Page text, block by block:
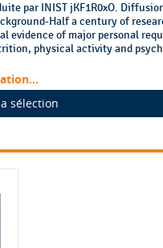
par INIST jKF1R0xO.
Half a century of
evidence of major personal
physical activity and
sélection